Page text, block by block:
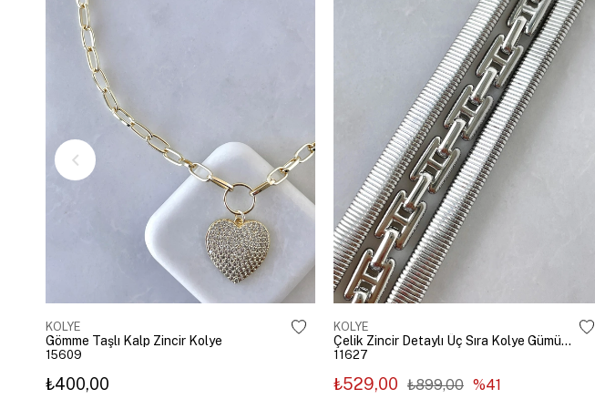
KOLYE
Gömme Taşlı Kalp Zincir Kolye
15609
₺400,00
KOLYE
Çelik Zincir Detaylı Üç Sıra Kolye Gümüş Renk
11627
₺529,00 ₺899,00 %41